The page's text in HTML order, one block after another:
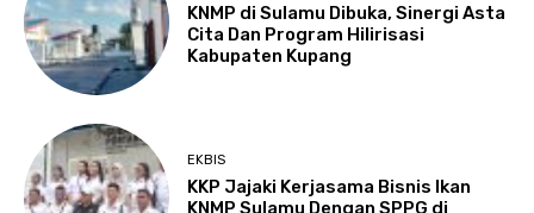
KNMP di Sulamu Dibuka, Sinergi Asta
Cita Dan Program Hilirisasi
Kabupaten Kupang
EKBIS
KKP Jajaki Kerjasama Bisnis Ikan
KNMP Sulamu Dengan SPPG di